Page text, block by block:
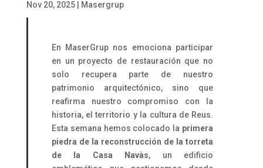
Nov 20, 2025| Masergrup
En MaserGrup nos emociona participar
en un proyecto de restauración que no
solo recupera parte de nuestro
patrimonio arquitectónico, sino que
reafirma nuestro compromiso con la
historia, el territorio y la cultura de Reus.
Esta semana hemos colocado la primera
piedra de la reconstrucción de la torreta
de la Casa Navàs, un edificio